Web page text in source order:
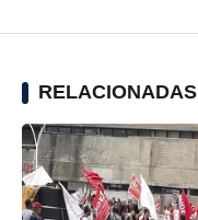
RELACIONADAS